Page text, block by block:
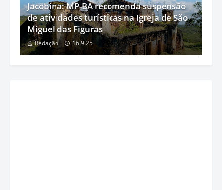
Jacobina: MP-BA recomenda suspensão
de atividades turísticas na Igreja de São
Miguel das Figuras
Redação 16.9.25